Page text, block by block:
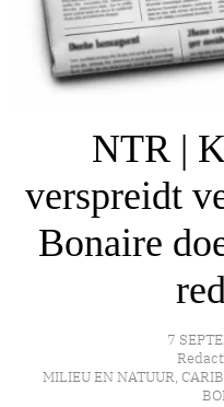
NTR |
verspreidt
Bonaire
7
MILIEU EN NATUUR,